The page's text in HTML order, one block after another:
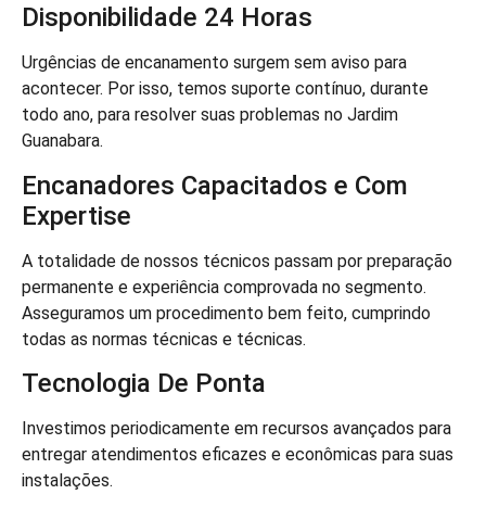
Disponibilidade 24 Horas
Urgências de encanamento surgem sem aviso para
acontecer. Por isso, temos suporte contínuo, durante
todo ano, para resolver suas problemas no Jardim
Guanabara.
Encanadores Capacitados e Com
Expertise
A totalidade de nossos técnicos passam por preparação
permanente e experiência comprovada no segmento.
Asseguramos um procedimento bem feito, cumprindo
todas as normas técnicas e técnicas.
Tecnologia De Ponta
Investimos periodicamente em recursos avançados para
entregar atendimentos eficazes e econômicas para suas
instalações.